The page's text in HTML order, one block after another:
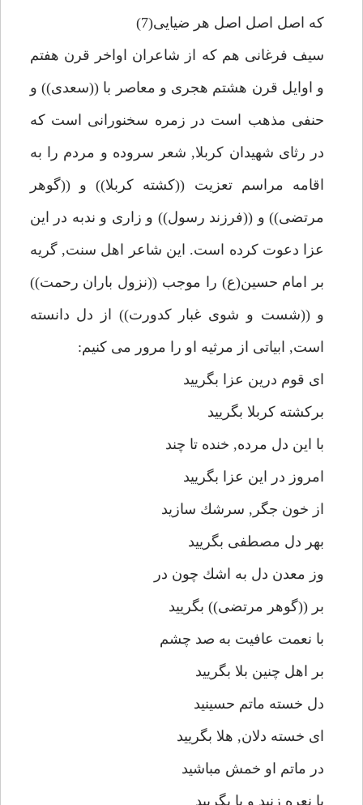
كه اصل اصل اصل هر ضيايى(7)
سيف فرغانى هم كه از شاعران اواخر قرن هفتم
و اوايل قرن هشتم هجرى و معاصر با ((سعدى)) و
حنفى مذهب است در زمره سخنورانى است كه
در رثاى شهيدان كربلا, شعر سروده و مردم را به
اقامه مراسم تعزيت ((كشته كربلا)) و ((گوهر
مرتضى)) و ((فرزند رسول)) و زارى و ندبه در اين
عزا دعوت كرده است. اين شاعر اهل سنت, گريه
بر امام حسين(ع) را موجب ((نزول باران رحمت))
و ((شست و شوى غبار كدورت)) از دل دانسته
است, ابياتى از مرثيه او را مرور مى كنيم:
اى قوم درين عزا بگرييد
بركشته كربلا بگرييد
با اين دل مرده, خنده تا چند
امروز در اين عزا بگرييد
از خون جگر, سرشك سازيد
بهر دل مصطفى بگرييد
وز معدن دل به اشك چون در
بر ((گوهر مرتضى)) بگرييد
با نعمت عافيت به صد چشم
بر اهل چنين بلا بگرييد
دل خسته ماتم حسينيد
اى خسته دلان, هلا بگرييد
در ماتم او خمش مباشيد
يا نعره زنيد و يا بگرييد